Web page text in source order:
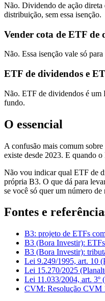
Não. Dividendo de ação direta
distribuição, sem essa isenção.
Vender cota de ETF de
Não. Essa isenção vale só
ETF de dividendos e
Não. ETF de dividendos é um
fundo.
O essencial
A confusão mais comum
existe desde 2023. E quando
Não vou indicar qual ETF de
própria B3. O que dá para
se você só quer um número
Fontes e
B3: projeto de ETFs
B3 (Bora Investir):
B3 (Bora Investir):
Lei 9.249/1995, art. 10
Lei 15.270/2025
Lei 11.033/2004, art. 3º
CVM: Resolução CVM